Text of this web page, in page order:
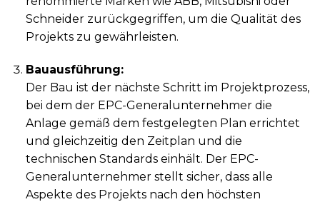
Schneider zurückgegriffen, um die Qualität des
Projekts zu gewährleisten.
Bauausführung:
Der Bau ist der nächste Schritt im Projektprozess,
bei dem der EPC-Generalunternehmer die
Anlage gemäß dem festgelegten Plan errichtet
und gleichzeitig den Zeitplan und die
technischen Standards einhält. Der EPC-
Generalunternehmer stellt sicher, dass alle
Aspekte des Projekts nach den höchsten